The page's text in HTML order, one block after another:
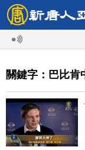
關鍵字：巴比肯